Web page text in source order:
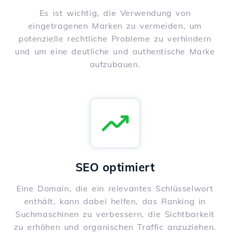
Es ist wichtig, die Verwendung von
eingetragenen Marken zu vermeiden, um
potenzielle rechtliche Probleme zu verhindern
und um eine deutliche und authentische Marke
aufzubauen.
SEO optimiert
Eine Domain, die ein relevantes Schlüsselwort
enthält, kann dabei helfen, das Ranking in
Suchmaschinen zu verbessern, die Sichtbarkeit
zu erhöhen und organischen Traffic anzuziehen.